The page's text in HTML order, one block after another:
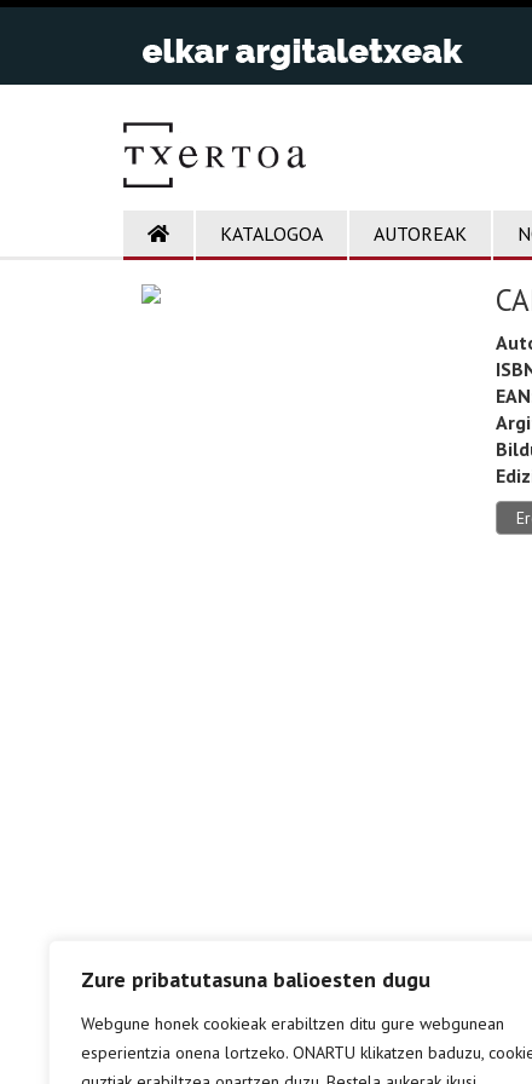
Zure pribatutasuna balioesten dugu
Webgune honek cookieak erabiltzen ditu gure webgunean
esperientzia onena lortzeko. ONARTU klikatzen baduzu,
KATALOGOA AUTOREAK